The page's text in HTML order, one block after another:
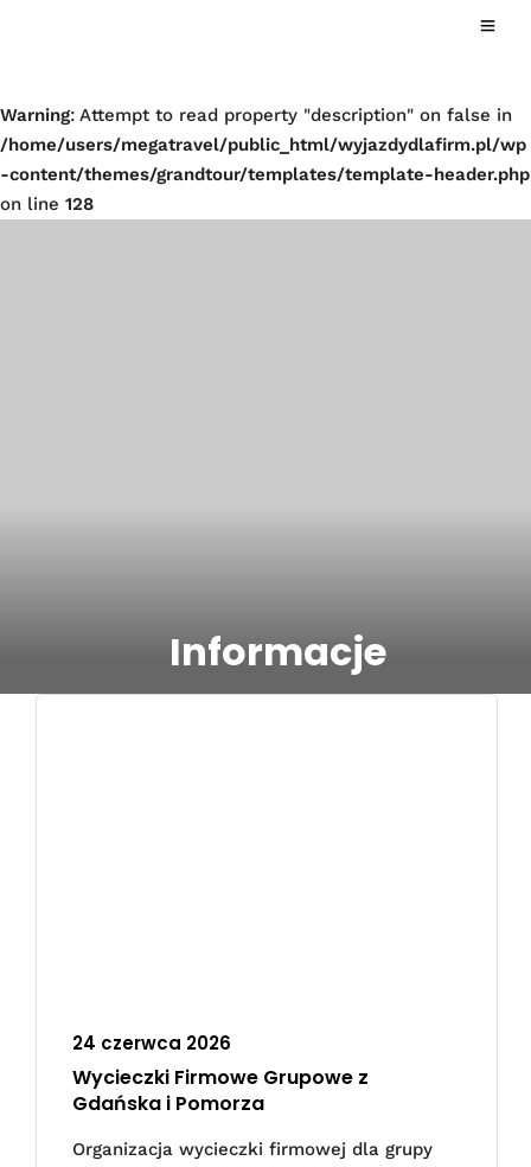
Warning: Attempt to read property "description" on false in
/home/users/megatravel/public_html/wyjazdydlafirm.pl/wp
-content/themes/grandtour/templates/template-header.php
on line 128
Informacje
24 czerwca 2026
Wycieczki Firmowe Grupowe z
Gdańska i Pomorza
Organizacja wycieczki firmowej dla grupy